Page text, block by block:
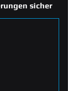
sicher